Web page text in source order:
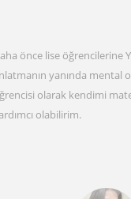
önce lise öğrencilerine
yanında mental
olarak kendimi
olabilirim.